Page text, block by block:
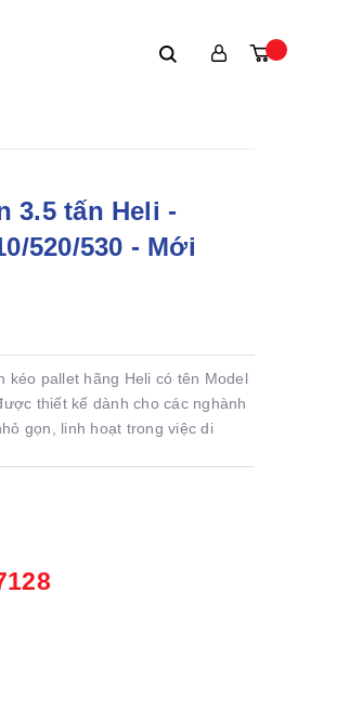
3.5 tấn Heli -
520/530 - Mới
kéo pallet hãng Heli có tên Model
thiết kế dành cho các nghành
gọn, linh hoạt trong việc di